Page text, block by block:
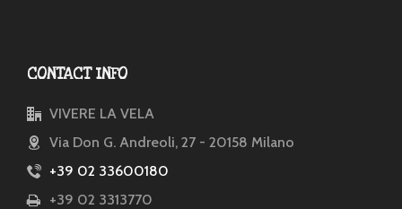
CONTACT INFO
VIVERE LA VELA
Via Don G. Andreoli, 27 - 20158 Milano
+39 02 33600180
+39 02 3313770